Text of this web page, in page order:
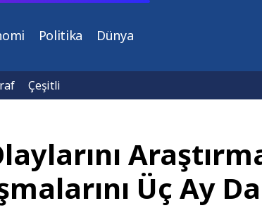
Politika Dünya
Çeşitli
Üç Ay